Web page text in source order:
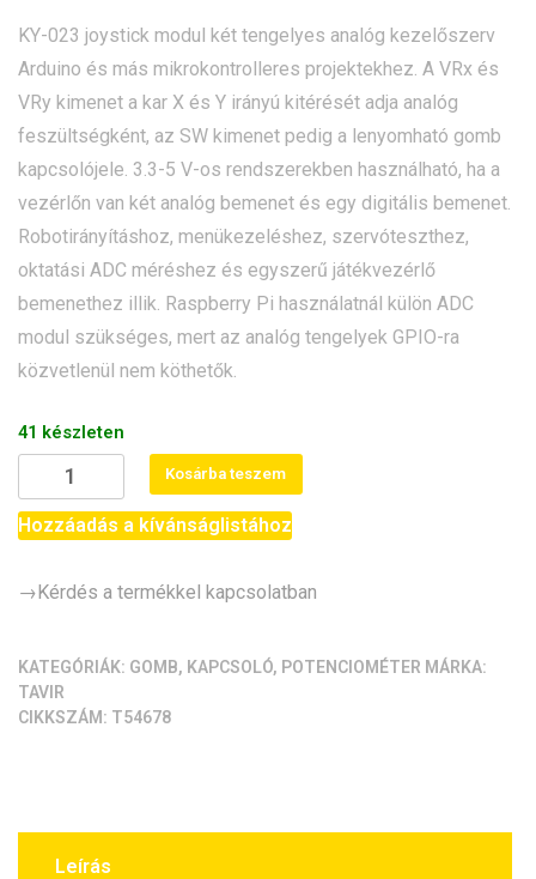
KY-023 joystick modul két tengelyes analóg kezelőszerv
Arduino és más mikrokontrolleres projektekhez. A VRx és
VRy kimenet a kar X és Y irányú kitérését adja analóg
feszültségként, az SW kimenet pedig a lenyomható gomb
kapcsolójele. 3.3-5 V-os rendszerekben használható, ha a
vezérlőn van két analóg bemenet és egy digitális bemenet.
Robotirányításhoz, menükezeléshez, szervóteszthez,
oktatási ADC méréshez és egyszerű játékvezérlő
bemenethez illik. Raspberry Pi használatnál külön ADC
modul szükséges, mert az analóg tengelyek GPIO-ra
közvetlenül nem köthetők.
41 készleten
Joystick
modul
mennyiség
Kosárba teszem
Hozzáadás a kívánságlistához
→Kérdés a termékkel kapcsolatban
KATEGÓRIÁK: GOMB, KAPCSOLÓ, POTENCIOMÉTER MÁRKA:
TAVIR
CIKKSZÁM: T54678
Leírás